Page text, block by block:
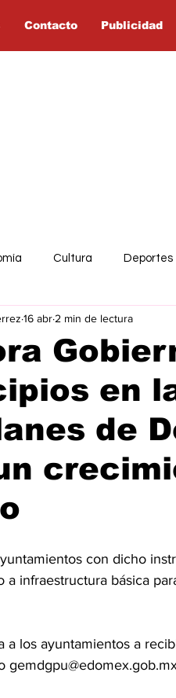
Contacto Publicidad
Cultura Deportes
en
de
16 abr 2 min de lectura
con dicho
a infraestructura básica
a los ayuntamientos a